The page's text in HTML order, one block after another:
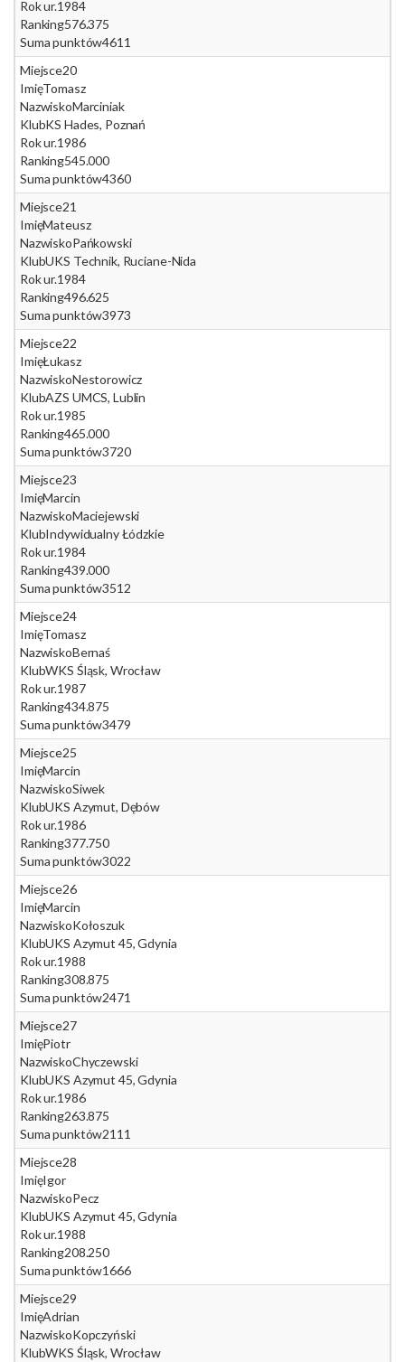
Rok ur.1984
Ranking576.375
Suma punktów4611
Miejsce20
ImięTomasz
NazwiskoMarciniak
KlubKS Hades, Poznań
Rok ur.1986
Ranking545.000
Suma punktów4360
Miejsce21
ImięMateusz
NazwiskoPańkowski
KlubUKS Technik, Ruciane-Nida
Rok ur.1984
Ranking496.625
Suma punktów3973
Miejsce22
ImięŁukasz
NazwiskoNestorowicz
KlubAZS UMCS, Lublin
Rok ur.1985
Ranking465.000
Suma punktów3720
Miejsce23
ImięMarcin
NazwiskoMaciejewski
KlubIndywidualny Łódzkie
Rok ur.1984
Ranking439.000
Suma punktów3512
Miejsce24
ImięTomasz
NazwiskoBernaś
KlubWKS Śląsk, Wrocław
Rok ur.1987
Ranking434.875
Suma punktów3479
Miejsce25
ImięMarcin
NazwiskoSiwek
KlubUKS Azymut, Dębów
Rok ur.1986
Ranking377.750
Suma punktów3022
Miejsce26
ImięMarcin
NazwiskoKołoszuk
KlubUKS Azymut 45, Gdynia
Rok ur.1988
Ranking308.875
Suma punktów2471
Miejsce27
ImięPiotr
NazwiskoChyczewski
KlubUKS Azymut 45, Gdynia
Rok ur.1986
Ranking263.875
Suma punktów2111
Miejsce28
ImięIgor
NazwiskoPecz
KlubUKS Azymut 45, Gdynia
Rok ur.1988
Ranking208.250
Suma punktów1666
Miejsce29
ImięAdrian
NazwiskoKopczyński
KlubWKS Śląsk, Wrocław